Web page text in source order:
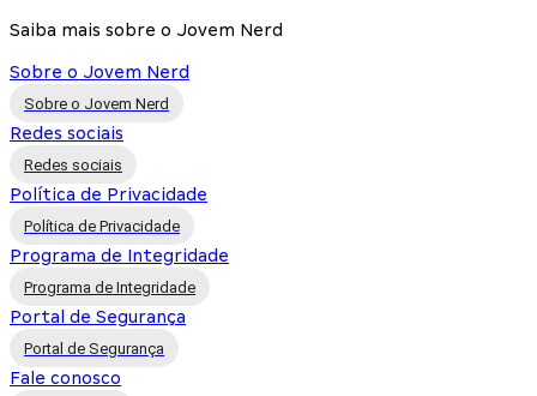
Saiba mais sobre o Jovem Nerd
Sobre o Jovem Nerd
Sobre o Jovem Nerd
Redes sociais
Redes sociais
Política de Privacidade
Política de Privacidade
Programa de Integridade
Programa de Integridade
Portal de Segurança
Portal de Segurança
Fale conosco